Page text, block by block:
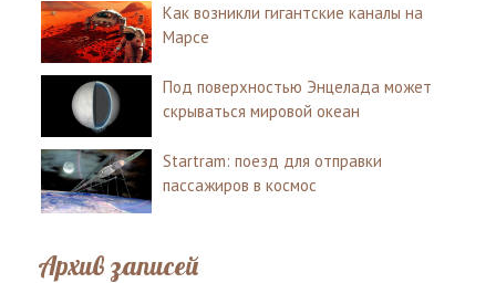
Как возникли гигантские каналы на
Марсе
Под поверхностью Энцелада может
скрываться мировой океан
Startram: поезд для отправки
пассажиров в космос
Архив записей